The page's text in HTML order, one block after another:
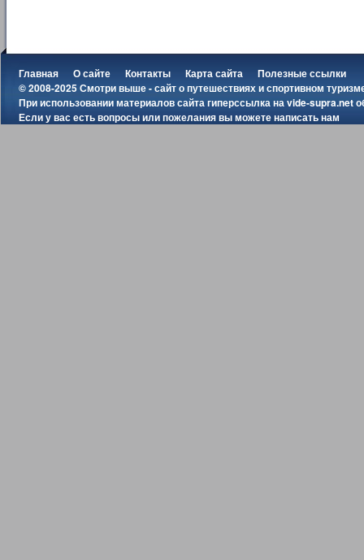
Главная О сайте Контакты Карта сайта
Полезные ссылки
© 2008-2025 Смотри выше - сайт о путешествиях и спортивном
При использовании материалов сайта гиперссылка наvide-supra.net
Если у вас есть вопросы или пожелания вы можетенаписать нам